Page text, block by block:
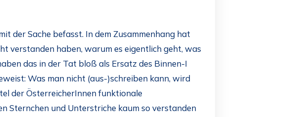
der Sache befasst. In dem Zusammenhang hat
verstanden haben, warum es eigentlich geht, was
das in der Tat bloß als Ersatz des Binnen-I
Was man nicht (aus-)schreiben kann, wird
der ÖsterreicherInnen funktionale
Sternchen und Unterstriche kaum so verstanden